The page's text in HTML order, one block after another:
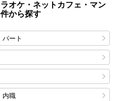
オケ・ネットカフェ・マン
から探す
ート
内職